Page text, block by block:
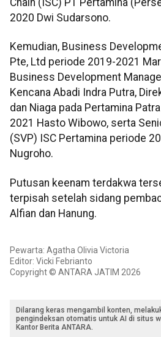
2020 Dwi Sudarsono.
Kemudian, Business
Pte, Ltd periode 2019-2021
Business Development
Kencana Abadi Indra Putra,
dan Niaga pada Pertamina
2021 Hasto Wibowo, serta
(SVP) ISC Pertamina periode
Nugroho.
Putusan keenam terdakwa
terpisah setelah sidang
Alfian dan Hanung.
Pewarta: Agatha Olivia Victoria
Editor: Vicki Febrianto
Copyright © ANTARA JATIM 2026
Dilarang keras mengambil konten,
pengindeksan otomatis untuk AI di situs
Kantor Berita ANTARA.